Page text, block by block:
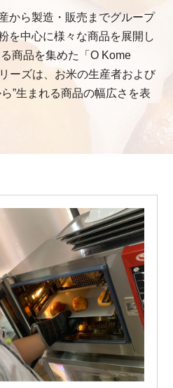
から製造・販売までグループ
を中心に様々な商品を展開し
商品を集めた「O Kome
ーズは、お米の生産者および
”生まれる商品の幅広さを表